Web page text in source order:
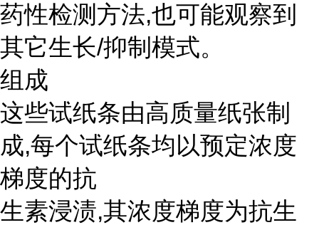
药性检测方法,也可能观察到
其它生长/抑制模式。
组成
这些试纸条由高质量纸张制
成,每个试纸条均以预定浓度
梯度的抗
生素浸渍,其浓度梯度为抗生